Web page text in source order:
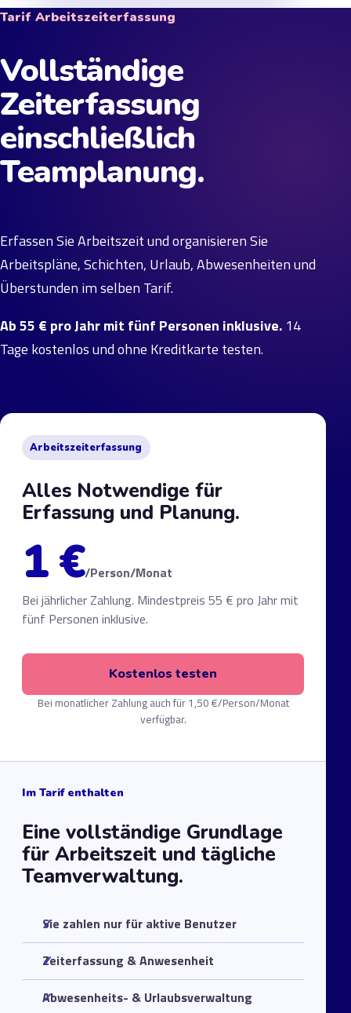
Tarif Arbeitszeiterfassung
Vollständige
Zeiterfassung
einschließlich
Teamplanung.
Erfassen Sie Arbeitszeit und organisieren Sie
Arbeitspläne, Schichten, Urlaub, Abwesenheiten und
Überstunden im selben Tarif.
Ab 55 € pro Jahr mit fünf Personen inklusive. 14
Tage kostenlos und ohne Kreditkarte testen.
Arbeitszeiterfassung
Alles Notwendige für
Erfassung und Planung.
1 €/Person/Monat
Bei jährlicher Zahlung. Mindestpreis 55 € pro Jahr mit
fünf Personen inklusive.
Kostenlos testen
Bei monatlicher Zahlung auch für 1,50 €/Person/Monat
verfügbar.
Im Tarif enthalten
Eine vollständige Grundlage
für Arbeitszeit und tägliche
Teamverwaltung.
Sie zahlen nur für aktive Benutzer
Zeiterfassung & Anwesenheit
Abwesenheits- & Urlaubsverwaltung